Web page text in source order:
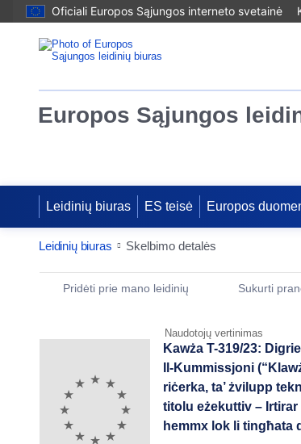
Oficiali Europos Sąjungos interneto svetainė
Europos Sąjungos
Leidinių biuras ES teisė Europos
Leidinių biuras Skelbimo detalės
Publication Detail Actions
Pridėti prie mano leidinių Sukurti
Naudotojų vertinimas
Kawża T-319/23:
Il-Kummissjoni
riċerka, ta’ żvilupp
titolu eżekuttiv –
hemmx lok li tingħata